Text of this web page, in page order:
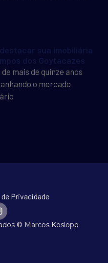
sua imobiliária
dos Goytacazes
de mais de quinze anos
o mercado
Privacidade
© Marcos Koslopp